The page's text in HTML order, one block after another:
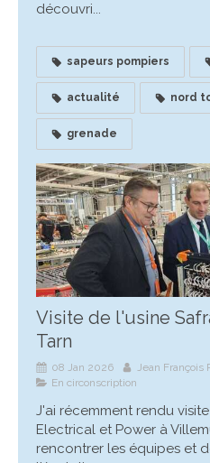
découvri...
sapeurs pompiers
actualité nord
grenade
Visite de l'usine
Tarn
08 Jan 2026
Jean François
En circonscription
J'ai récemment rendu
Electrical et Power à
rencontrer les équipes et